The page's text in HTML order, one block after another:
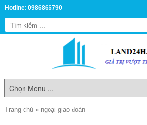
Hotline: 0986866790
Trang chủ » ngoại giao đoàn